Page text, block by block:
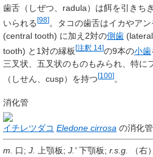
歯舌（しぜつ、 radula）は餌を引きち
いられる [98]。タコの歯舌はイカやア
(central tooth) に加え2対の側歯(
tooth) と1対の縁板[注釈 14]の9本の小歯
三叉状、五叉状のものもみられ、特に
（しせん、 cusp）を持つ[100]。
消化管
イチレツダコ Eledone cirrosa の消化管
m. 口; J. 上顎板; J.'下顎板; r.s.g. （右